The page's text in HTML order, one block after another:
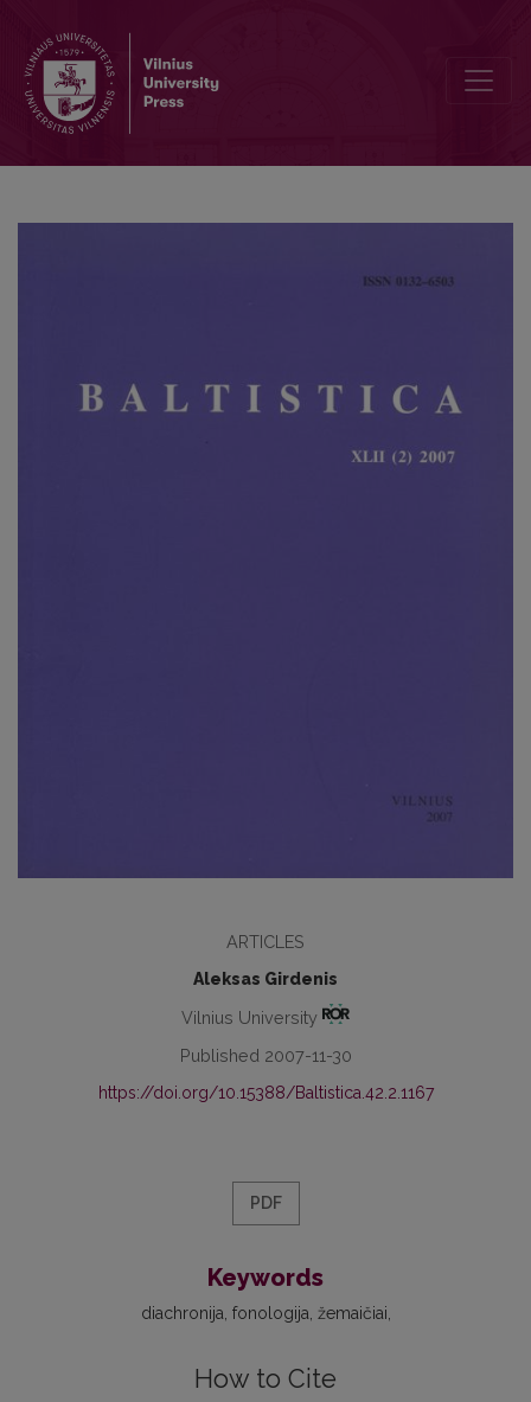
ARTICLES
Aleksas Girdenis
Vilnius University
Published 2007-11-30
https://doi.org/10.15388/Baltistica.42.2.1167
PDF
Keywords
diachronija fonologija žemaičiai
How to Cite